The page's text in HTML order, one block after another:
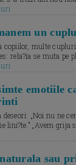
un
copiilor, multe
rela?ia se muta pe
emotiile
„Noi nu ne
lini?te.” „Avem grija
sau